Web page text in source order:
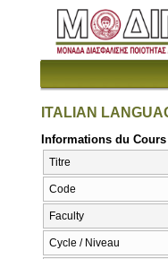
ITALIAN
Informations du Cours
Titre
Code
Faculty
Cycle / Niveau